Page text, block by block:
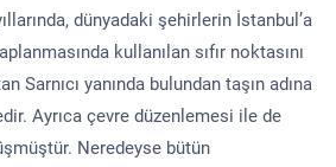
dünyadaki şehirlerin İstanbul’a
kullanılan sıfır noktasını
Sarnıcı yanında bulundan taşın adına
Ayrıca çevre düzenlemesi ile de
Neredeyse bütün